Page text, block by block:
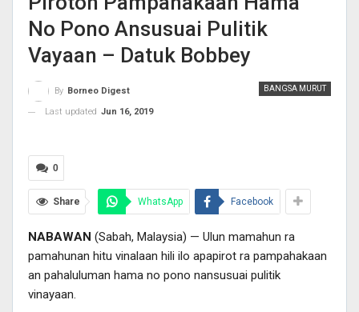
No Pono Ansusuai Pulitik
Vayaan – Datuk Bobbey
BANGSA MURUT
By Borneo Digest
Last updated Jun 16, 2019
0
Share WhatsApp Facebook
NABAWAN (Sabah, Malaysia) — Ulun mamahun ra
pamahunan hitu vinalaan hili ilo apapirot ra pampahakaan
an pahaluluman hama no pono nansusuai pulitik
vinayaan.